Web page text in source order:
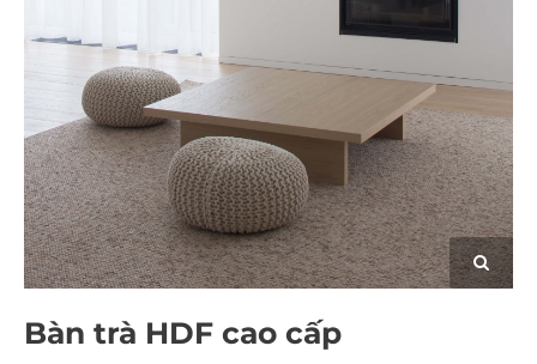
Bàn trà HDF cao cấp